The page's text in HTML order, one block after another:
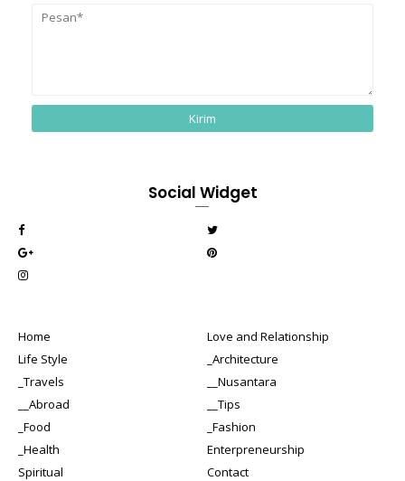
Social Widget
Home
Love and Relationship
Life Style
_Architecture
_Travels
__Nusantara
__Abroad
__Tips
_Food
_Fashion
_Health
Enterpreneurship
Spiritual
Contact